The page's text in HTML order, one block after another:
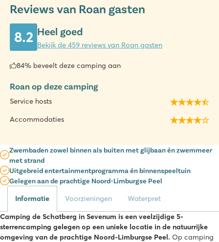
Reviews van Roan gasten
8.2 Heel goed
Bekijk de 459 reviews van Roan gasten
84% beveelt deze camping aan
Roan op deze camping
Service hosts
Accommodaties
Zwembaden zowel binnen als buiten met glijbaan én zwemmeer
met strand
Uitgebreid entertainmentprogramma én binnenspeeltuin
Gelegen aan de prachtige Noord-Limburgse Peel
Informatie Voorzieningen Waterpret
Camping de Schatberg in Sevenum is een veelzijdige 5-
sterrencamping gelegen op een unieke locatie in de natuurrijke
omgeving van de prachtige Noord-Limburgse Peel. Op camping